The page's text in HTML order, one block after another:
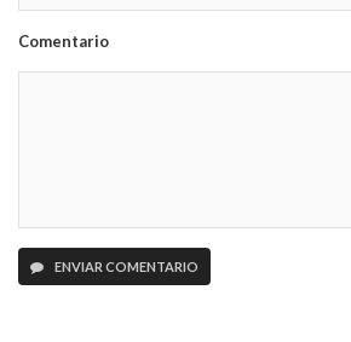
Comentario
ENVIAR COMENTARIO